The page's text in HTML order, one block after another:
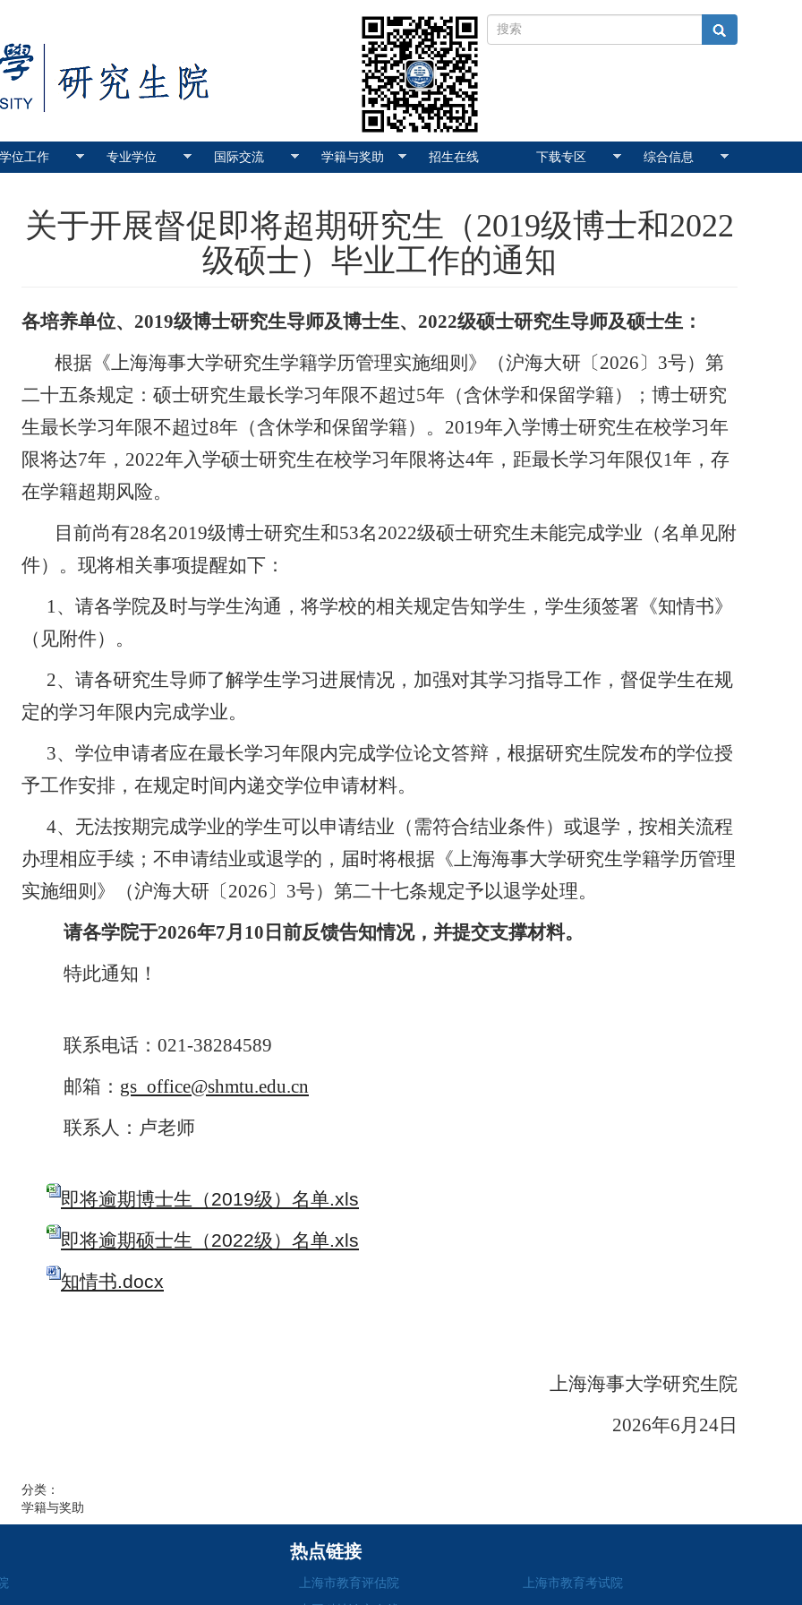
学位工作 专业学位 国际交流 学籍与奖助 招生在线 下载专区 综合信息
关于开展督促即将超期研究生（2019级博士和2022
级硕士）毕业工作的通知
各培养单位、2019级博士研究生导师及博士生、2022级硕士研究生导师及硕士生：
根据《上海海事大学研究生学籍学历管理实施细则》（沪海大研〔2026〕3号）第
二十五条规定：硕士研究生最长学习年限不超过5年（含休学和保留学籍）；博士研究
生最长学习年限不超过8年（含休学和保留学籍）。2019年入学博士研究生在校学习年
限将达7年，2022年入学硕士研究生在校学习年限将达4年， 距最长学习年限仅1年，存
在学籍超期风险。
目前尚有28名2019级博士研究生和53名2022级硕士研究生未能完成学业（名单见附
件）。现将相关事项提醒如下：
1、请各学院及时与学生沟通，将学校的相关规定告知学生，学生须签署《知情书》
（见附件）。
2、请各研究生导师了解学生学习进展情况，加强对其学习指导工作，督促学生在规
定的学习年限内完成学业。
3、学位申请者应在最长学习年限内完成学位论文答辩，根据研究生院发布的学位授
予工作安排，在规定时间内递交学位申请材料。
4、无法按期完成学业的学生可以申请结业（需符合结业条件）或退学，按相关流程
办理相应手续；不申请结业或退学的，届时将根据《上海海事大学研究生学籍学历管理
实施细则》（沪海大研〔2026〕3号）第二十七条规定予以退学处理。
请各学院于2026年7月 10 日前反馈告知情况，并提交支撑材料。
特此通知！
联系电话：021-38284589
邮箱： gs_office@shmtu.edu.cn
联系人：卢老师
即将逾期博士生（2019级）名单.xls
即将逾期硕士生（2022级）名单.xls
知情书.docx
上海海事大学研究生院
2026年6月24日
分类：
学籍与奖助
热点链接
上海市教育评估院
上海市教育考试院